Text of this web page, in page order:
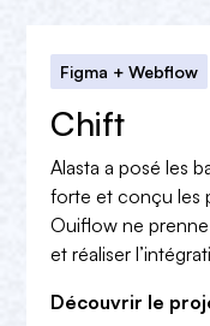
Figma + Webflow
Chift
Alasta a posé les
forte et conçu les
Ouiflow ne
et réaliser
Découvrir le